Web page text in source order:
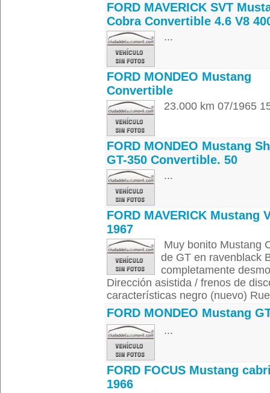
FORD MAVERICK SVT
Cobra Convertible 4.6 V8
...
FORD MONDEO Mustang
Convertible
23.000 km 07/1965
FORD MONDEO Mustang
GT-350 Convertible. 50
...
FORD MAVERICK Mustang
1967
Muy bonito Mustang
de GT en ravenblack
completamente
Dirección asistida / frenos de
características negro (nuevo)
FORD MONDEO Mustang
...
FORD FOCUS Mustang
1966